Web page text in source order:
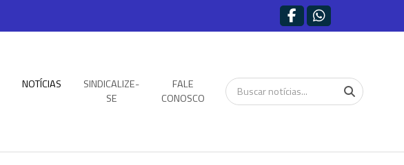
NOTÍCIAS
SINDICALIZE-
SE
FALE
CONOSCO